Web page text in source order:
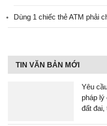
Dùng 1 chiếc thẻ ATM phải
TIN VĂN BẢN MỚI
Yêu
pháp lý
đất đai,